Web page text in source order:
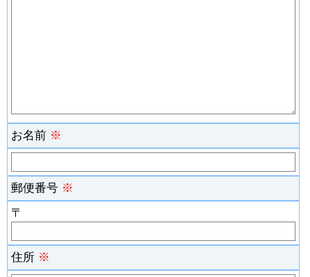
お名前 ※
郵便番号 ※
〒
住所 ※